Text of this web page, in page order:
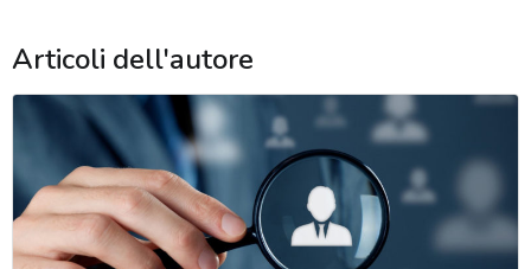
Articoli dell'autore